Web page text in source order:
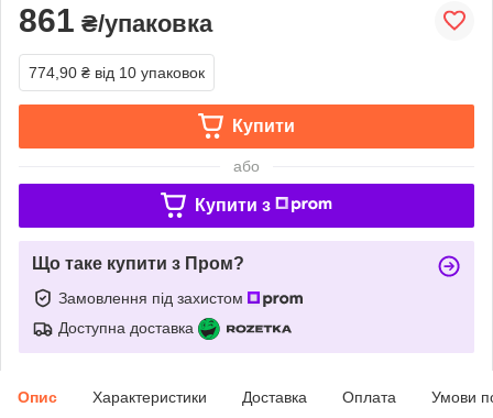
861 ₴/упаковка
774,90 ₴ від 10 упаковок
Купити
або
Купити з
Що таке купити з Пром?
Замовлення під захистом
Доступна доставка
Опис Характеристики Доставка Оплата Умови